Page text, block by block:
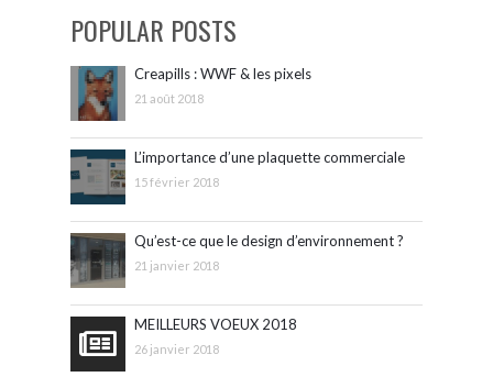
POPULAR POSTS
Creapills : WWF & les pixels
21 août 2018
L’importance d’une plaquette commerciale
15 février 2018
Qu’est-ce que le design d’environnement ?
21 janvier 2018
MEILLEURS VOEUX 2018
26 janvier 2018